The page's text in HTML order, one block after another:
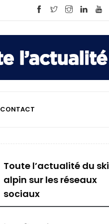
CONTACT
Toute l’actualité du ski
alpin sur les réseaux
sociaux